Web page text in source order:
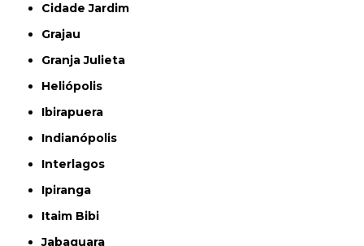
Cidade Jardim
Grajau
Granja Julieta
Heliópolis
Ibirapuera
Indianópolis
Interlagos
Ipiranga
Itaim Bibi
Jabaquara